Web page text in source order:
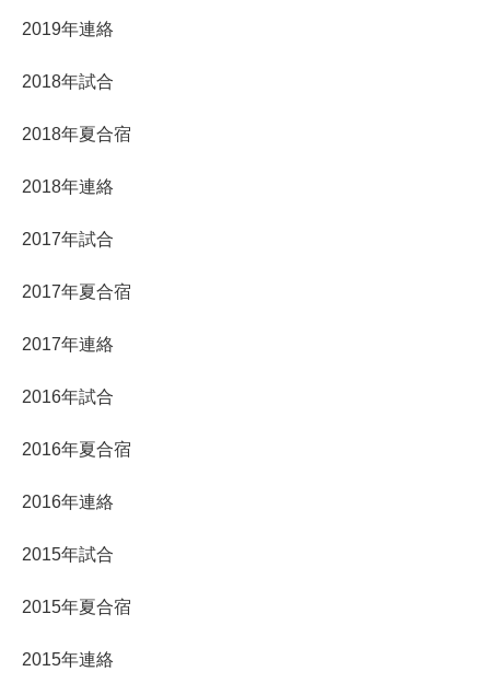
2019年連絡
2018年試合
2018年夏合宿
2018年連絡
2017年試合
2017年夏合宿
2017年連絡
2016年試合
2016年夏合宿
2016年連絡
2015年試合
2015年夏合宿
2015年連絡